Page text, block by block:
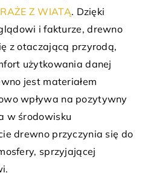
Z WIATĄ. Dzięki
i fakturze, drewno
z otaczającą przyrodą,
użytkowania danej
jest materiałem
wpływa na pozytywny
w środowisku
drewno przyczynia się do
sprzyjającej